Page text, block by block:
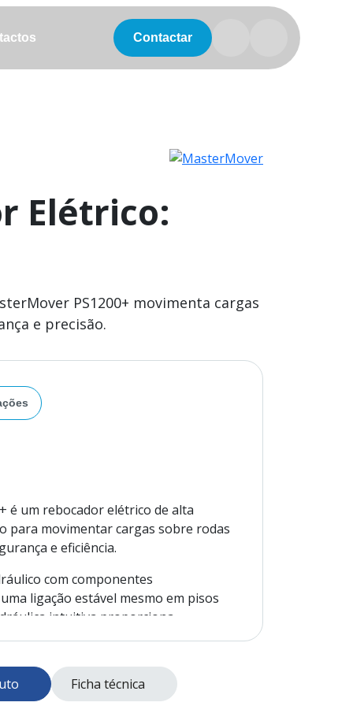
Contactar
Elétrico:
PS1200+ movimenta cargas
e precisão.
é um rebocador elétrico de alta
para movimentar cargas sobre rodas
e eficiência.
com componentes
ligação estável mesmo em pisos
intuitiva proporciona
Ficha técnica